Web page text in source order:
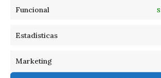
Funcional
Estadísticas
Marketing
para proteger una parte fundamental